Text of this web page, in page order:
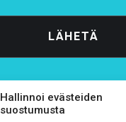
Hallinnoi evästeiden
suostumusta